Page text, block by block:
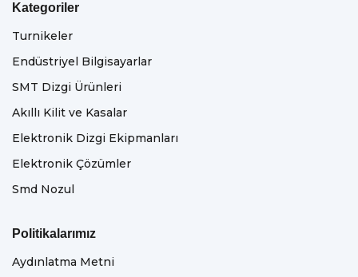
Kategoriler
Turnikeler
Endüstriyel Bilgisayarlar
SMT Dizgi Ürünleri
Akıllı Kilit ve Kasalar
Elektronik Dizgi Ekipmanları
Elektronik Çözümler
Smd Nozul
Politikalarımız
Aydınlatma Metni